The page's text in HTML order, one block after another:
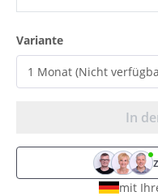
Varianteauswählen
In
mit